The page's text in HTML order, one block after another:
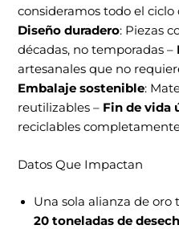
consideramos todo el ciclo
Diseño duradero: Piezas
décadas, no temporadas –
artesanales que no
Embalaje sostenible:
reutilizables – Fin de vida
reciclables
Datos Que Impactan
Una sola alianza de
20 toneladas de